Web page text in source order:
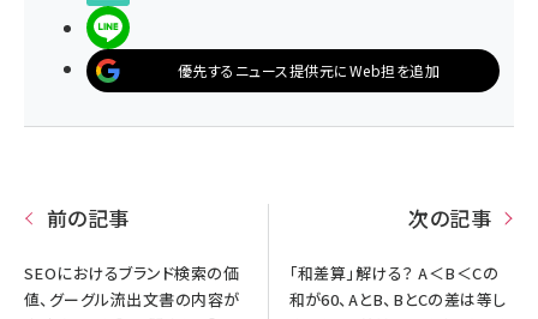
優先するニュース提供元にWeb担を追加
前の記事
SEOにおけるブランド検索の価
値、グーグル流出文書の内容が
次の記事
「和差算」解ける？ A＜B＜Cの
和が60、AとB、BとCの差は等し